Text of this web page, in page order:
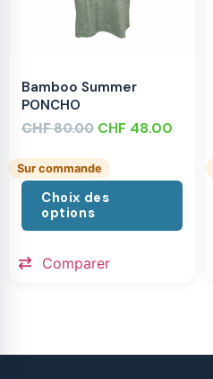
Bamboo Summer
PONCHO
CHF80.00 CHF 48.00
Sur commande
Choix des
options
Comparer